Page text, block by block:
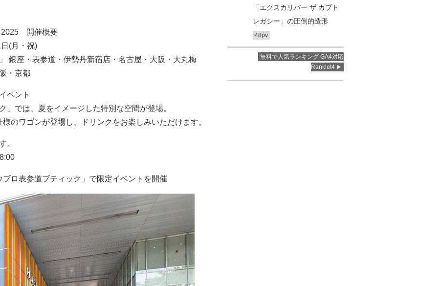
2025 開催概要
(月・祝)
銀座・表参道・伊勢丹新宿店・名古屋・大阪・大丸梅
・京都
ベント
」では、夏をイメージした特別な空間が登場。
のワゴンが登場し、ドリンクをお楽しみいただけます。
。
ロ表参道ブティック」で限定イベントを開催
「エクスカリバー ザ カブト
レガシー」の圧倒的造形
48pv
無料で人気ランキング GA4対応
Ranklet4